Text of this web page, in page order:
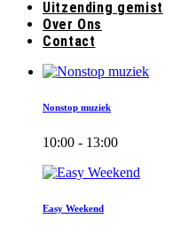
Uitzending gemist
Over Ons
Contact
Nonstop muziek
10:00 - 13:00
Easy Weekend